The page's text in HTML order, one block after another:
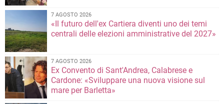
7 AGOSTO 2026
«Il futuro dell'ex Cartiera diventi uno dei temi
centrali delle elezioni amministrative del 2027»
7 AGOSTO 2026
Ex Convento di Sant'Andrea, Calabrese e
Cardone: «Sviluppare una nuova visione sul
mare per Barletta»